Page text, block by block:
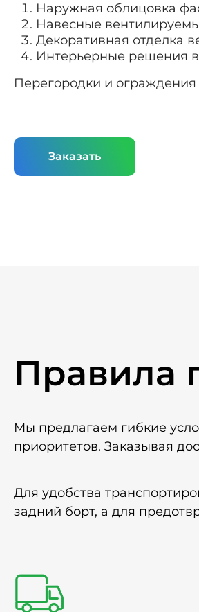
Наружная облицовка
Навесные
Декоративная отделка
Интерьерные решения
Перегородки и ограждения
Заказать
Правила
Мы предлагаем гибкие
приоритетов. Заказывая
Для удобства
задний борт, а для